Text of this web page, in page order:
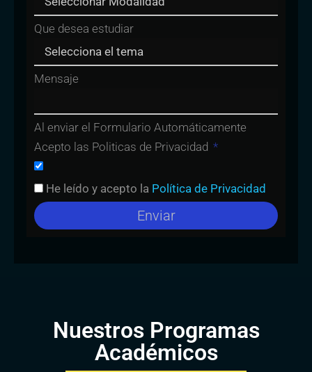
Que desea estudiar
Mensaje
Al enviar el Formulario Automáticamente
Acepto las Politicas de Privacidad
He leído y acepto la Política de Privacidad
Enviar
Nuestros Programas
Académicos